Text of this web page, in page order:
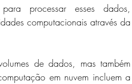
processar esses dados,
computacionais através da
de dados, mas também
em nuvem incluem a